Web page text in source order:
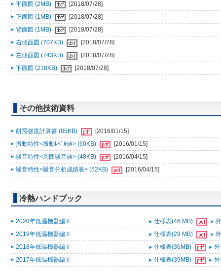
平面図 (2MB)
[2018/07/28]
正面図 (1MB)
[2018/07/28]
背面図 (1MB)
[2018/07/28]
右側面図 (707KB)
[2018/07/28]
左側面図 (743KB)
[2018/07/28]
下面図 (218KB)
[2018/07/28]
その他技術資料
耐震強度計算書 (85KB)
[2016/01/15]
振動特性<振動ﾚﾍﾞﾙ値> (60KB)
[2016/01/15]
騒音特性<周囲騒音値> (48KB)
[2016/04/15]
騒音特性<騒音分析成績表> (52KB)
[2016/04/15]
冷熱ハンドブック
2020年低温機器編Ⅱ 仕様表(46 MB)
2019年低温機器編Ⅱ
仕様表(29 MB)
2018年低温機器編Ⅱ
仕様表(36MB)
2017年低温機器編Ⅱ
仕様表(39MB)